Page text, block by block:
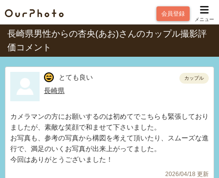
会員登録
メニュー
長崎県男性からの杏央(あお)さんのカップル撮影評
価コメント
とても良い
長崎県
カップル
カメラマンの方にお願いするのは初めてでこちらも緊張しており
ましたが、素敵な笑顔で和ませて下さいました。
お写真も、参考の写真から構図を考えて頂いたり、スムーズな進
行で、満足のいくお写真が出来上がってました。
今回はありがとうございました！
2026/04/18 更新